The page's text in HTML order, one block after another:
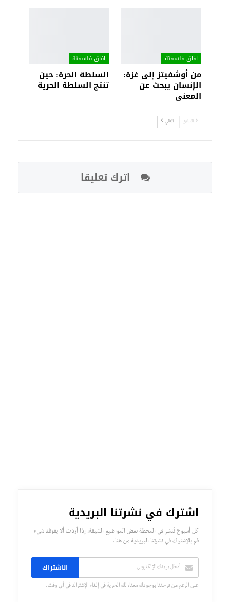
آفاق فلسفيّة‎
من أوشفيتز إلى غزة:
الإنسان يبحث عن
المعنى
آفاق فلسفيّة‎
السلطة الحرة: حين
تنتج السلطة الحرية
السابق التالي
اترك تعليقا
اشترك في نشرتنا البريدية
كل أسبوع تُنشر في المحطة بعض المواضيع الشيقة، إذا أردت ألا يفوتك شيء
قم بالإشتراك في نشرتنا البريدية من هنا.
الاشتراك
على الرغم من فرحتنا بوجودك معنا، لك الحرية في إلغاء الإشتراك في أي وقت.